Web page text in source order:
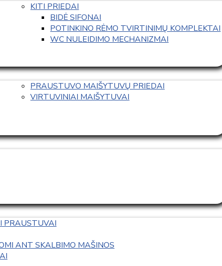
KITI PRIEDAI
BIDĖ SIFONAI
POTINKINO RĖMO TVIRTINIMŲ KOMPLEKTAI
WC NULEIDIMO MECHANIZMAI
PRAUSTUVO MAIŠYTUVŲ PRIEDAI
VIRTUVINIAI MAIŠYTUVAI
PRAUSTUVAI
ANT SKALBIMO MAŠINOS